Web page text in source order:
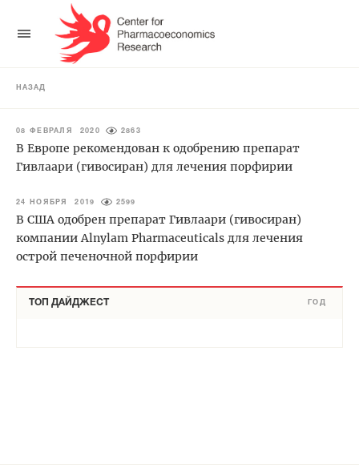
НАЗАД
08 ФЕВРАЛЯ 2020 2863
В Европе рекомендован к одобрению препарат
Гивлаари (гивосиран) для лечения порфирии
24 НОЯБРЯ 2019 2599
В США одобрен препарат Гивлаари (гивосиран)
компании Alnylam Pharmaceuticals для лечения
острой печеночной порфирии
ТОП ДАЙДЖЕСТ ГОД